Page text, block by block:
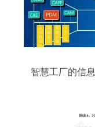
智慧工厂的信